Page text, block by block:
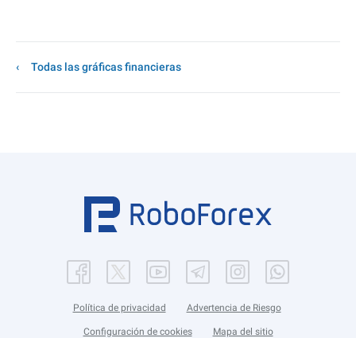
Todas las gráficas financieras
Política de privacidad Advertencia de Riesgo
Configuración de cookies Mapa del sitio